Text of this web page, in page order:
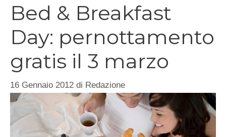
Bed & Breakfast
Day: pernottamento
gratis il 3 marzo
16 Gennaio 2012 di Redazione